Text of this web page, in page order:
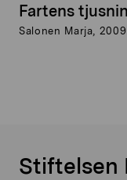
Fartens
Salonen Marja, 2009
Stiftelsen